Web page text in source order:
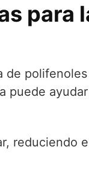
para
de
puede
reduciendo